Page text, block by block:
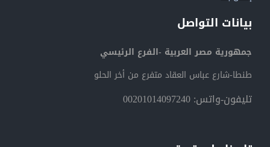
بيانات التواصل
جمهورية مصر العربية -الفرع الرئيسي
طنطا-شارع عباس العقاد متفرع من أخر الحلو
تليفون-واتس: 00201014097240